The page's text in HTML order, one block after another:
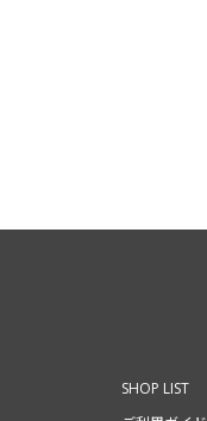
SHOP LIST